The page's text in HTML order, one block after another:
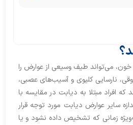
می‌تواند طیف وسیعی از عوارض را
نارسایی کلیوی و آسیب‌های عصبی،
افراد مبتلا به دیابت در مقایسه با
سایر عوارض دیابت مورد توجه قرار
زمانی که تشخیص داده نشود و یا